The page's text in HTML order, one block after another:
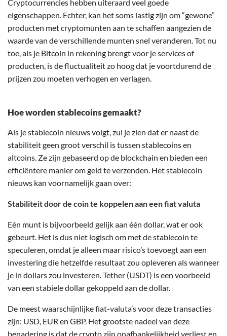
Cryptocurrencies hebben uiteraard veel goede
eigenschappen. Echter, kan het soms lastig zijn om “gewone”
producten met cryptomunten aan te schaffen aangezien de
waarde van de verschillende munten snel veranderen. Tot nu
toe, als je Bitcoin in rekening brengt voor je services of
producten, is de fluctualiteit zo hoog dat je voortdurend de
prijzen zou moeten verhogen en verlagen.
Hoe worden stablecoins gemaakt?
Als je stablecoin nieuws volgt, zul je zien dat er naast de
stabiliteit geen groot verschil is tussen stablecoins en
altcoins. Ze zijn gebaseerd op de blockchain en bieden een
efficiëntere manier om geld te verzenden. Het stablecoin
nieuws kan voornamelijk gaan over:
Stabiliteit door de coin te koppelen aan een fiat valuta
Eén munt is bijvoorbeeld gelijk aan één dollar, wat er ook
gebeurt. Het is dus niet logisch om met de stablecoin te
speculeren, omdat je alleen maar risico’s toevoegt aan een
investering die hetzelfde resultaat zou opleveren als wanneer
je in dollars zou investeren. Tether (USDT) is een voorbeeld
van een stabiele dollar gekoppeld aan de dollar.
De meest waarschijnlijke fiat-valuta’s voor deze transacties
zijn: USD, EUR en GBP. Het grootste nadeel van deze
benadering is dat de crypto zijn onafhankelijkheid verliest en